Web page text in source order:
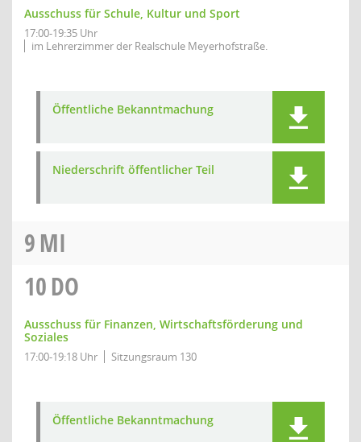
Ausschuss für Schule, Kultur und Sport
17:00-19:35 Uhr
im Lehrerzimmer der Realschule Meyerhofstraße.
Öffentliche Bekanntmachung
Niederschrift öffentlicher Teil
9MI
10DO
Ausschuss für Finanzen, Wirtschaftsförderung und
Soziales
17:00-19:18 Uhr Sitzungsraum 130
Öffentliche Bekanntmachung